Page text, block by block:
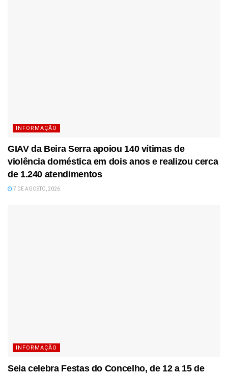
INFORMAÇÃO
GIAV da Beira Serra apoiou 140 vítimas de
violência doméstica em dois anos e realizou cerca
de 1.240 atendimentos
7 DE AGOSTO, 2026
INFORMAÇÃO
Seia celebra Festas do Concelho, de 12 a 15 de